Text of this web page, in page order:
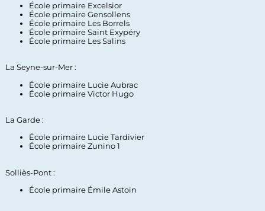
École primaire Excelsior
École primaire Gensollens
École primaire Les Borrels
École primaire Saint Exypéry
École primaire Les Salins
La Seyne-sur-Mer :
École primaire Lucie Aubrac
École primaire Victor Hugo
La Garde :
École primaire Lucie Tardivier
École primaire Zunino 1
Solliès-Pont :
École primaire Émile Astoin